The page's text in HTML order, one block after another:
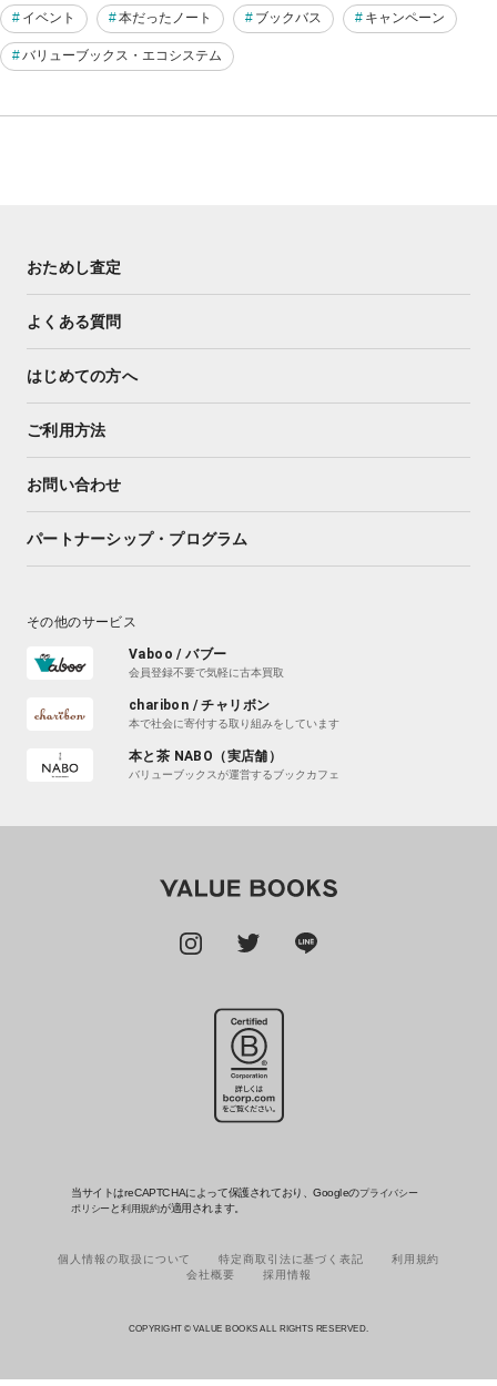
イベント 本だったノート ブックバス キャンペーン
バリューブックス・エコシステム
おためし査定
よくある質問
はじめての方へ
ご利用方法
お問い合わせ
パートナーシップ・プログラム
その他のサービス
Vaboo / バブー
会員登録不要で気軽に古本買取
charibon / チャリボン
本で社会に寄付する取り組みをしています
本と茶 NABO（実店舗）
バリューブックスが運営するブックカフェ
当サイトはreCAPTCHAによって保護されており、Googleのプライバシー
ポリシーと 利用規約が適用されます。
個人情報の取扱について 特定商取引法に基づく表記
利用規約
会社概要
採用情報
COPYRIGHT © VALUE BOOKS ALL RIGHTS RESERVED.